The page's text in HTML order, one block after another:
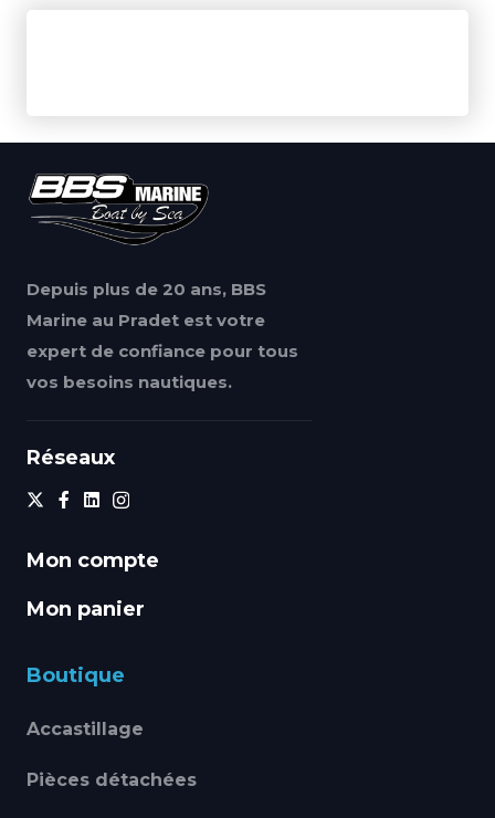
Depuis plus de 20 ans, BBS
Marine au Pradet est votre
expert de confiance pour tous
vos besoins nautiques.
Réseaux
Mon compte
Mon panier
Boutique
Accastillage
Pièces détachées